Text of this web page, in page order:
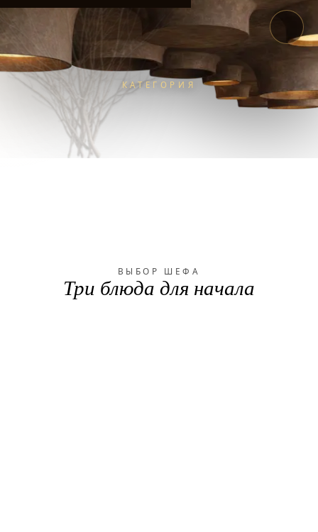
КАТЕГОРИЯ
ВЫБОР ШЕФА
Три блюда для начала